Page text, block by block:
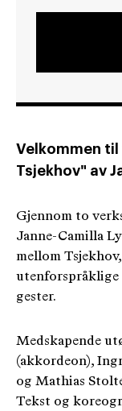
Velkommen til
Tsjekhov" av
Gjennom to
Janne-Camilla
mellom
gester.
Medskapende
(akkordeon),
og Mathias
Tekst og